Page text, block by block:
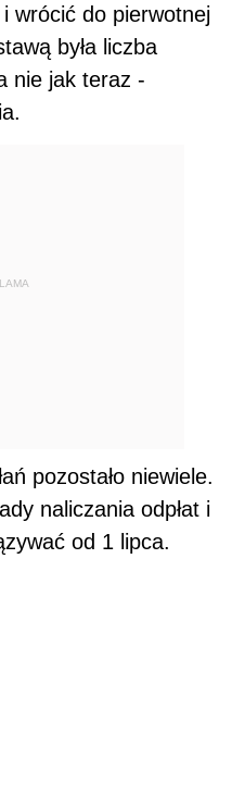
i wrócić do pierwotnej
była liczba
nie jak teraz -
pozostało niewiele.
naliczania odpłat i
od 1 lipca.